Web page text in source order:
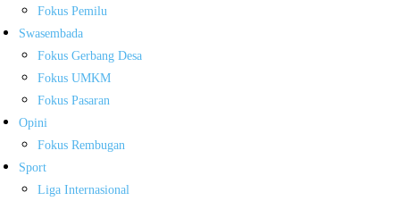
Fokus Pemilu
Swasembada
Fokus Gerbang Desa
Fokus UMKM
Fokus Pasaran
Opini
Fokus Rembugan
Sport
Liga Internasional